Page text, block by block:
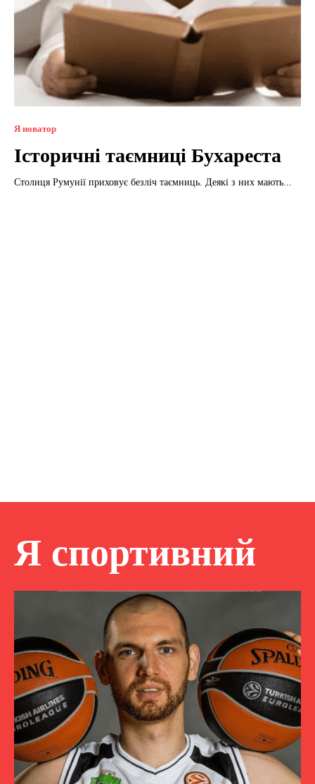
Я новатор
Історичні таємниці Бухареста
Столиця Румунії приховує безліч таємниць. Деякі з них мають...
Я спортивний